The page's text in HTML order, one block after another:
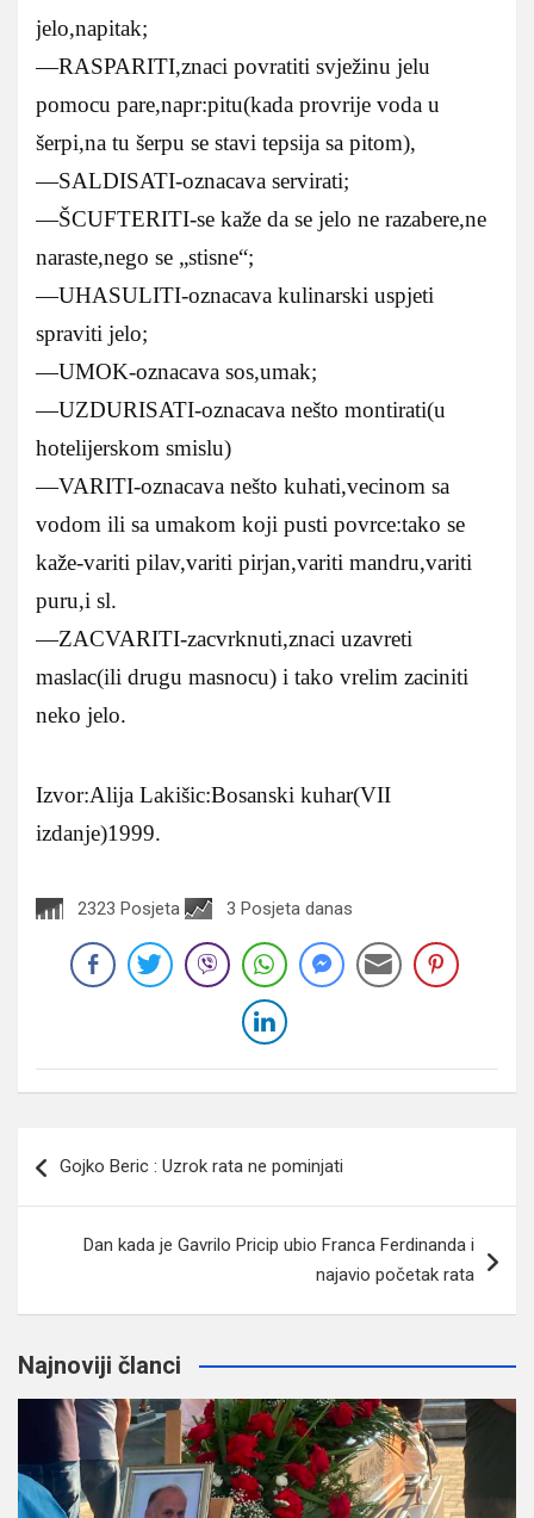
jelo,napitak;
—RASPARITI,znaci povratiti svježinu jelu
pomocu pare,napr:pitu(kada provrije voda u
šerpi,na tu šerpu se stavi tepsija sa pitom),
—SALDISATI-oznacava servirati;
—ŠCUFTERITI-se kaže da se jelo ne razabere,ne
naraste,nego se „stisne“;
—UHASULITI-oznacava kulinarski uspjeti
spraviti jelo;
—UMOK-oznacava sos,umak;
—UZDURISATI-oznacava nešto montirati(u
hotelijerskom smislu)
—VARITI-oznacava nešto kuhati,vecinom sa
vodom ili sa umakom koji pusti povrce:tako se
kaže-variti pilav,variti pirjan,variti mandru,variti
puru,i sl.
—ZACVARITI-zacvrknuti,znaci uzavreti
maslac(ili drugu masnocu) i tako vrelim zaciniti
neko jelo.
Izvor:Alija Lakišic:Bosanski kuhar(VII
izdanje)1999.
2323 Posjeta 3 Posjeta danas
članaka
Gojko Beric : Uzrok rata ne pominjati
Dan kada je Gavrilo Pricip ubio Franca Ferdinanda i
najavio početak rata
Najnoviji članci